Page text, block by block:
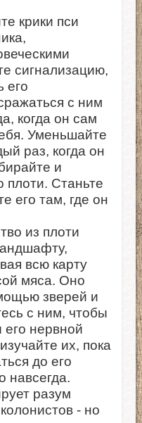
крики пси
сигнализацию,
его
с ним
когда он сам
Уменьшайте
раз, когда он
и
плоти. Станьте
его там, где он
из плоти
всю карту
мяса. Оно
зверей и
с ним, чтобы
его нервной
их, пока
до его
навсегда.
разум
- но